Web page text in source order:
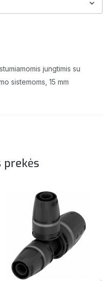
jungtimis su
sistemoms, 15 mm
prekės